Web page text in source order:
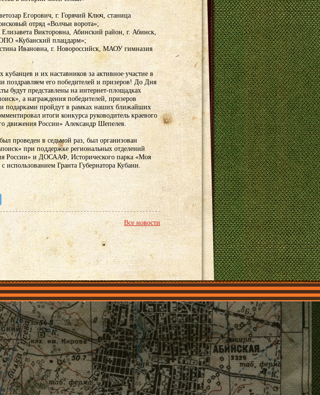
Егорович, г. Горячий Ключ, станица
отряд «Волчьи ворота»;
Викторовна, Абинский район, г. Абинск,
«Кубанский плацдарм»;
Ивановна, г. Новороссийск, МАОУ гимназия
и их наставников за активное участие в
поздравляем его победителей и призеров! До Дня
будут представлены на интернет-площадках
а награждения победителей, призеров
подарками пройдут в рамках наших ближайших
итоги конкурса руководитель краевого
движения России» Александр Шепелев.
проведен в седьмой раз, был организован
при поддержке региональных отделений
России» и ДОСААФ, Исторического парка «Моя
использованием Гранта Губернатора Кубани.
Все новости
Документы Галерея О нас